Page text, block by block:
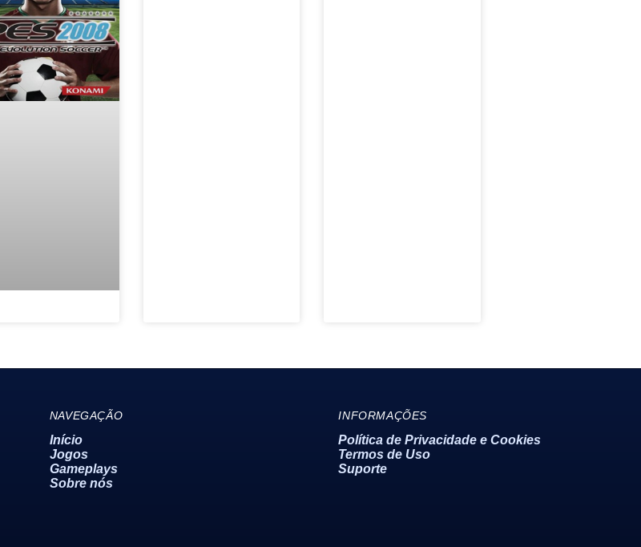
Politica de Privacidade e Cookies
Termos de Uso
NAVEGAÇÃO
Início
Jogos
Gameplays
Sobre nós
INFORMAÇÕES
Política de Privacidade e Cookies
Termos de Uso
Suporte